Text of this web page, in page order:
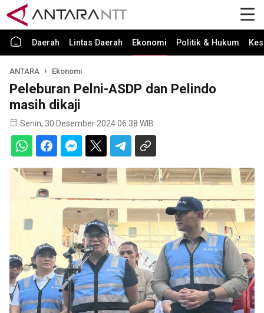
Daerah Lintas Daerah Ekonomi Politik & Hukum
ANTARA Ekonomi
Peleburan Pelni-ASDP dan Pelindo
masih dikaji
Senin, 30 Desember 2024 06:38 WIB